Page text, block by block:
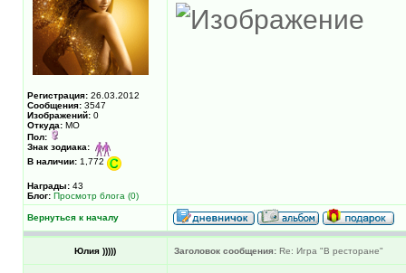
Регистрация: 26.03.2012
Сообщения: 3547
Изображений: 0
Откуда: МО
Пол:
Знак зодиака:
В наличии: 1,772
Награды: 43
Блог: Просмотр блога (0)
Вернуться к началу
Юлия ))))) Заголовок сообщения: Re: Игра "В ресторане"